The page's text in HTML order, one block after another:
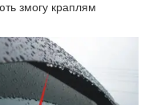
змогу краплям